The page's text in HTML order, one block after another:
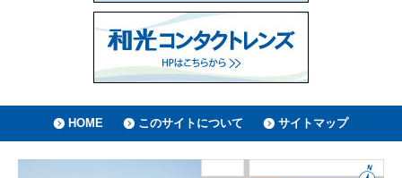
HOME このサイトについて サイトマップ